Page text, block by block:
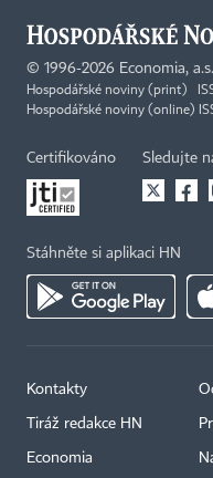
© 1996-2026 Economia, a.s.
Hospodářské noviny (print)
Hospodářské noviny (online)
Certifikováno Sledujte
Stáhněte si aplikaci HN
Kontakty
Tiráž redakce HN
Economia